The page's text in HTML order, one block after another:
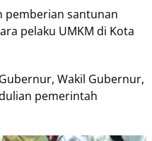
pemberian santunan
pelaku UMKM di Kota
Wakil Gubernur,
pemerintah